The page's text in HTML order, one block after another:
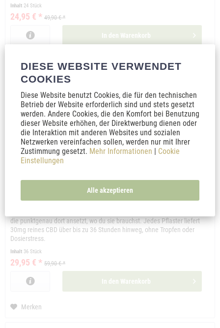
Inhalt 24 Stück
24,95 € * 49,90 € *
In den Warenkorb
Cantura AKUT CBD-Pflaster 36 x CBD-Pflaster 30...
die punktgenau dort ansetzt, wo du sie brauchst. Jedes Pflaster liefert
30mg reines CBD über bis zu 36 Stunden hinweg, ohne Tropfen oder
Dosierstress.
Inhalt 36 Stück
29,95 € * 59,90 € *
In den Warenkorb
Merken
DIESE WEBSITE VERWENDET
COOKIES
Diese Website benutzt Cookies, die für den technischen
Betrieb der Website erforderlich sind und stets gesetzt
werden. Andere Cookies, die den Komfort bei Benutzung
dieser Website erhöhen, der Direktwerbung dienen oder
die Interaktion mit anderen Websites und sozialen
Netzwerken vereinfachen sollen, werden nur mit Ihrer
Zustimmung gesetzt. Mehr Informationen | Cookie
Einstellungen
Alle akzeptieren